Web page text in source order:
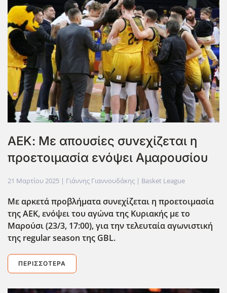
ΑΕΚ: Με απουσίες συνεχίζεται η
προετοιμασία ενόψει Αμαρουσίου
21 Μαρτίου 2025 | Γιάννης Γιαννουδάκης | Basket League
Με αρκετά προβλήματα συνεχίζεται η προετοιμασία
της ΑΕΚ, ενόψει του αγώνα της Κυριακής με το
Μαρούσι (23/3, 17:00), για την τελευταία αγωνιστική
της regularseason της GBL.
ΠΕΡΙΣΣΌΤΕΡΑ